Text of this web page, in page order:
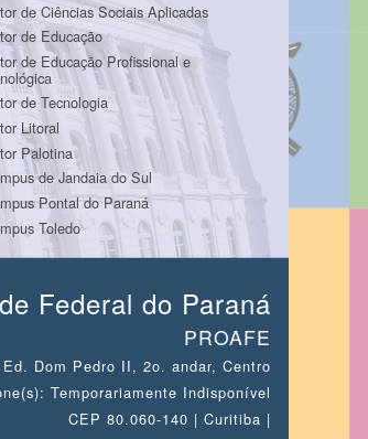
de Ciências Sociais Aplicadas
de Educação
de Educação Profissional e
de Tecnologia
Litoral
Palotina
de Jandaia do Sul
Pontal do Paraná
Toledo
Federal do Paraná
PROAFE
Dom Pedro II, 2o. andar, Centro
Temporariamente Indisponível
CEP 80.060-140 | Curitiba |